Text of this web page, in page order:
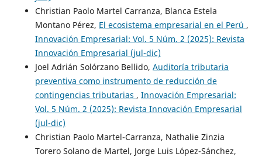
Christian Paolo Martel Carranza, Blanca Estela
Montano Pérez, El ecosistema empresarial en el Perú ,
Innovación Empresarial: Vol. 5 Núm. 2 (2025): Revista
Innovación Empresarial (jul-dic)
Joel Adrián Solórzano Bellido, Auditoría tributaria
preventiva como instrumento de reducción de
contingencias tributarias , Innovación Empresarial:
Vol. 5 Núm. 2 (2025): Revista Innovación Empresarial
(jul-dic)
Christian Paolo Martel-Carranza, Nathalie Zinzia
Torero Solano de Martel, Jorge Luis López-Sánchez,